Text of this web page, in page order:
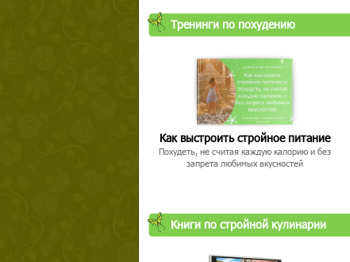
Тренинги по похудению
Как выстроить стройное питание
Похудеть, не считая каждую калорию и без
запрета любимых вкусностей
Книги по стройной кулинарии